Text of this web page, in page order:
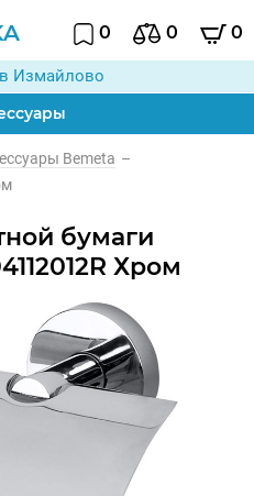
0 0 0
в Измайлово
Bemeta –
бумаги
Хром